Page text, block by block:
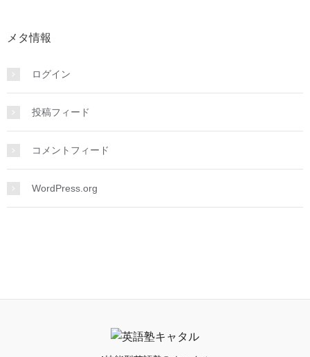
メタ情報
ログイン
投稿フィード
コメントフィード
WordPress.org